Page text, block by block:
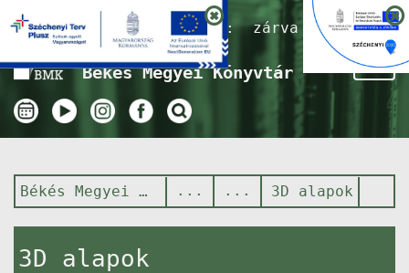
Nyitvatartás ma:zárva
Békés Megyei Könyvtár
Békés Megyei Könyvtár 3D alapok
3D alapok